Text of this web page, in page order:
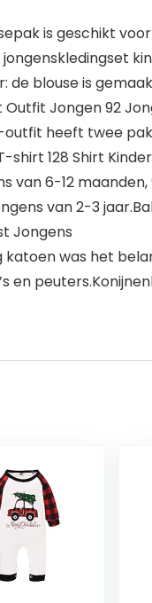
is geschikt
de blouse is
Jongen 92
heeft twee
128 Shirt
van 6-12
van 2-3
Jongens
katoen was het
en